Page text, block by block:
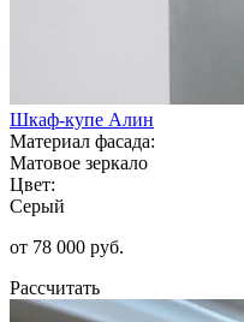
Шкаф-купе Алин
Материал фасада:
Матовое зеркало
Цвет:
Серый
от 78 000 руб.
Рассчитать